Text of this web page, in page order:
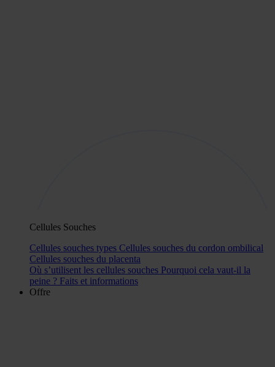
Cellules Souches
Cellules souches types Cellules souches du cordon ombilical
Cellules souches du placenta
Où s’utilisent les cellules souches Pourquoi cela vaut-il la
peine ? Faits et informations
Offre